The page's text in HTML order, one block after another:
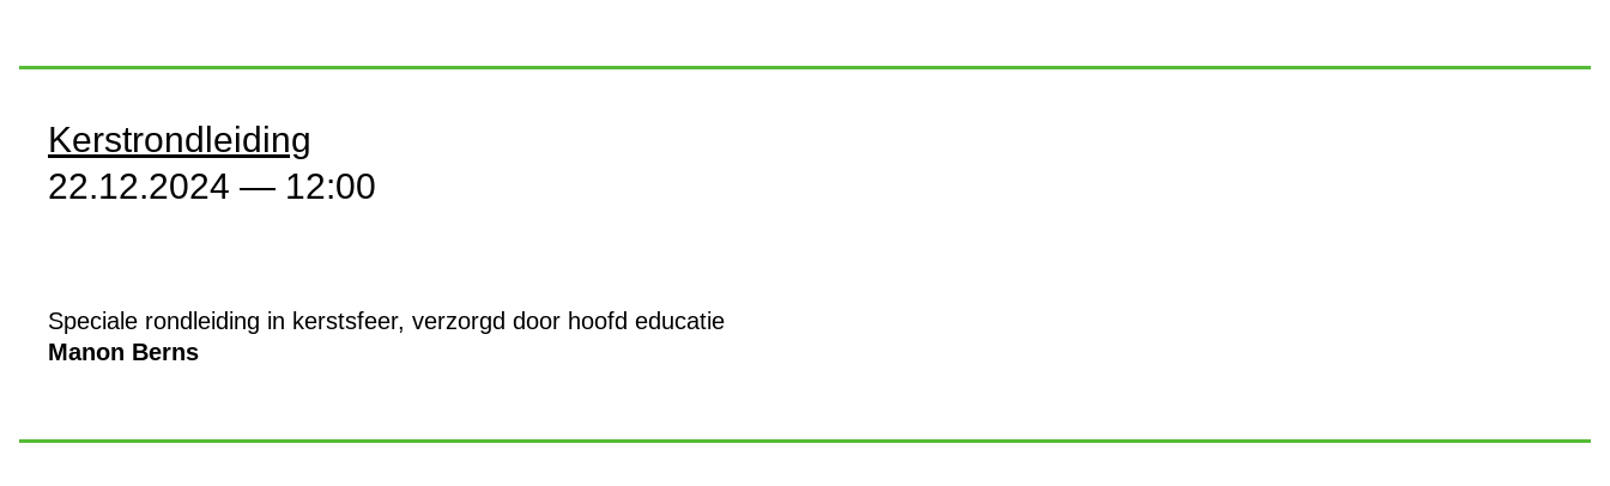
Kerstrondleiding
22.12.2024 — 12:00
Speciale rondleiding in kerstsfeer, verzorgd door hoofd educatie
Manon Berns